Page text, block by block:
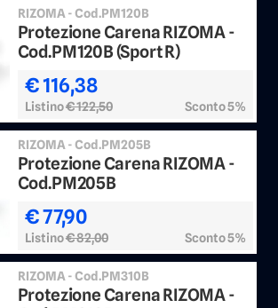
RIZOMA - Cod.PM120B
Protezione Carena RIZOMA -
Cod.PM120B (Sport R)
€ 116,38
Listino€ 122,50 Sconto 5%
RIZOMA - Cod.PM205B
Protezione Carena RIZOMA -
Cod.PM205B
€ 77,90
Listino€ 82,00 Sconto 5%
RIZOMA - Cod.PM310B
Protezione Carena RIZOMA -